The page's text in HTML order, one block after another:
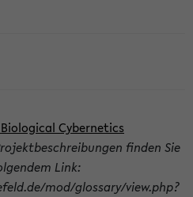
Cybernetics
finden Sie
Link:
mod/glossary/view.php?